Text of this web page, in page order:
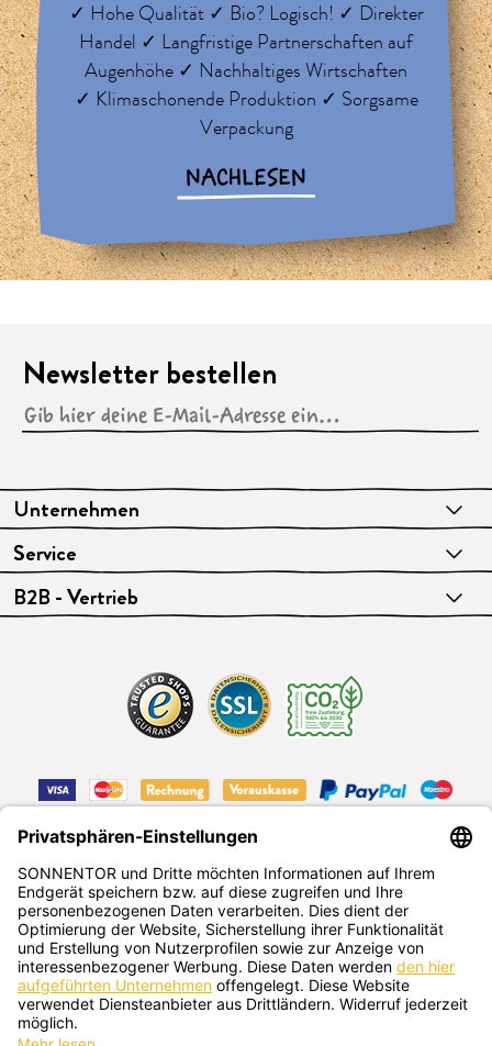
✓ Hohe Qualität ✓ Bio? Logisch! ✓ Direkter
Handel ✓ Langfristige Partnerschaften auf
Augenhöhe ✓ Nachhaltiges Wirtschaften
✓ Klimaschonende Produktion ✓ Sorgsame
Verpackung
NACHLESEN
Unternehmen
Service
B2B - Vertrieb
Newsletter bestellen
Deutsch
SONNENTOR Kräuterhandels GMBH
Sprögnitz 10, 3913 Sprögnitz, Österreich